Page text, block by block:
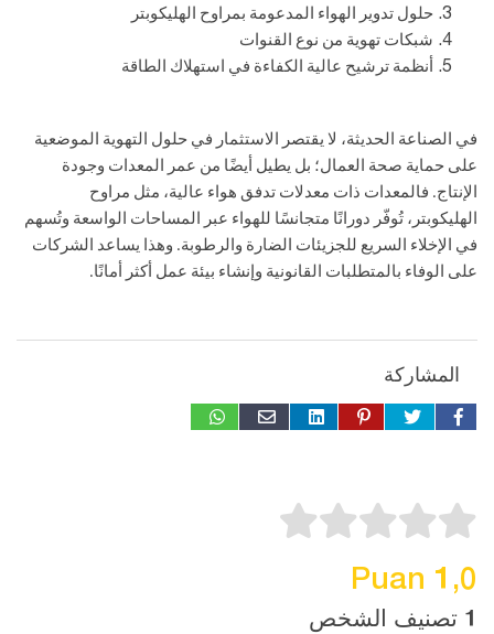
حلول تدوير الهواء المدعومة بمراوح الهليكوبتر
شبكات تهوية من نوع القنوات
أنظمة ترشيح عالية الكفاءة في استهلاك الطاقة
في الصناعة الحديثة، لا يقتصر الاستثمار في حلول التهوية الموضعية
على حماية صحة العمال؛ بل يطيل أيضًا من عمر المعدات وجودة
الإنتاج. فالمعدات ذات معدلات تدفق هواء عالية، مثل مراوح
الهليكوبتر، تُوفّر دورانًا متجانسًا للهواء عبر المساحات الواسعة وتُسهم
في الإخلاء السريع للجزيئات الضارة والرطوبة. وهذا يساعد الشركات
على الوفاء بالمتطلبات القانونية وإنشاء بيئة عمل أكثر أمانًا.
المشاركة
1,0 Puan
1 تصنيف الشخص